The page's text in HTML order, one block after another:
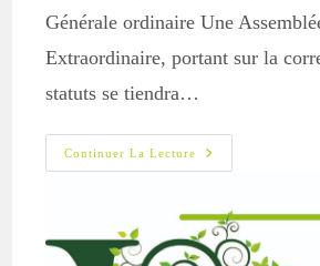
Générale ordinaire Une
Extraordinaire, portant sur la
statuts se tiendra…
Continuer La Lecture
Assemblée
Générale